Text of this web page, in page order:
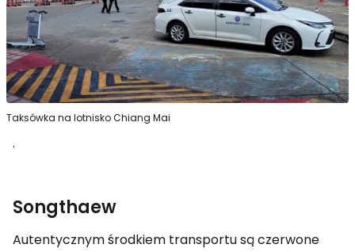
Taksówka na lotnisko Chiang Mai
.
Songthaew
Autentycznym środkiem transportu są czerwone